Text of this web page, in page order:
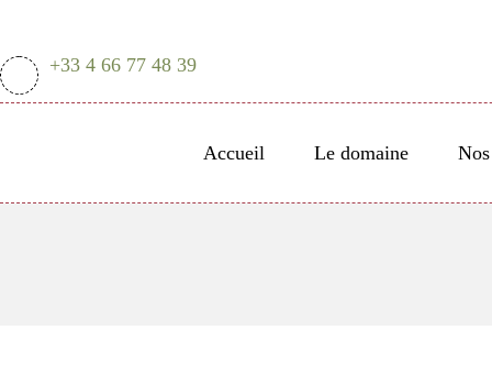
+33 4 66 77 48 39
Accueil Le domaine